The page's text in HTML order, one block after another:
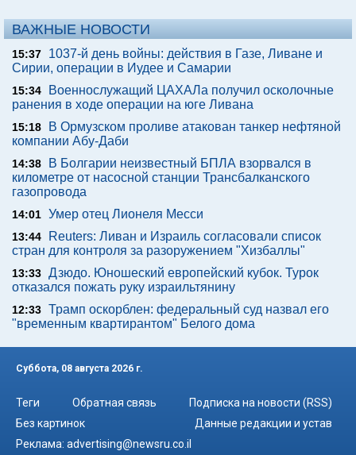
ВАЖНЫЕ НОВОСТИ
15:37
1037-й день войны: действия в Газе, Ливане и
Сирии, операции в Иудее и Самарии
15:34
Военнослужащий ЦАХАЛа получил осколочные
ранения в ходе операции на юге Ливана
15:18
В Ормузском проливе атакован танкер нефтяной
компании Абу-Даби
14:38
В Болгарии неизвестный БПЛА взорвался в
километре от насосной станции Трансбалканского
газопровода
14:01 Умер отец Лионеля Месси
13:44
Reuters: Ливан и Израиль согласовали список
стран для контроля за разоружением "Хизбаллы"
13:33 Дзюдо. Юношеский европейский кубок. Турок
отказался пожать руку израильтянину
12:33 Трамп оскорблен: федеральный суд назвал его
"временным квартирантом" Белого дома
Суббота, 08 августа 2026 г.
Теги Обратная связь
Подписка на новости (RSS)
Без картинок
Данные редакции и устав
Реклама: advertising@newsru.co.il